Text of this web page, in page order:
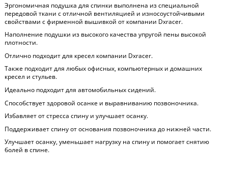
Эргономичная подушка для спинки выполнена из специальной
передовой ткани с отличной вентиляцией и износоустойчивыми
свойствами с фирменной вышивкой от компании Dxracer.
Наполнение подушки из высокого качества упругой пены высокой
плотности.
Отлично подходит для кресел компании Dxracer.
Также подходит для любых офисных, компьютерных и домашних
кресел и стульев.
Идеально подходит для автомобильных сидений.
Способствует здоровой осанке и выравниванию позвоночника.
Избавляет от стресса спину и улучшает осанку.
Поддерживает спину от основания позвоночника до нижней части.
Улучшает осанку, уменьшает нагрузку на спину и помогает снятию
болей в спине.